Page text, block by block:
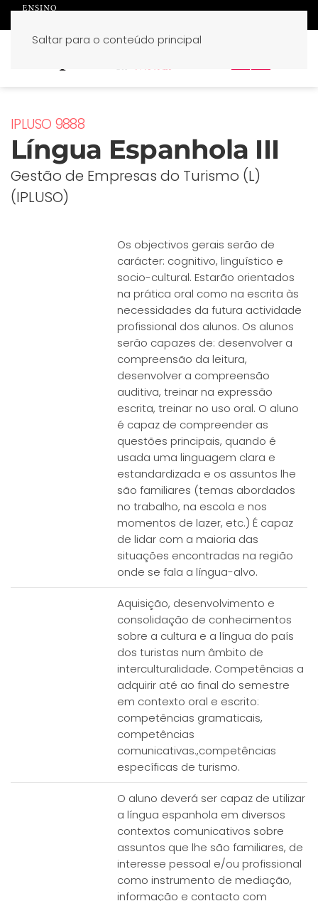
Saltar para o conteúdo principal
IPLUSO 9888
Língua Espanhola III
Gestão de Empresas do Turismo (L)
(IPLUSO)
Os objectivos gerais serão de
carácter: cognitivo, linguístico e
socio-cultural. Estarão orientados
na prática oral como na escrita às
necessidades da futura actividade
profissional dos alunos. Os alunos
serão capazes de: desenvolver a
compreensão da leitura,
desenvolver a compreensão
auditiva, treinar na expressão
escrita, treinar no uso oral. O aluno
é capaz de compreender as
questões principais, quando é
usada uma linguagem clara e
estandardizada e os assuntos lhe
são familiares (temas abordados
no trabalho, na escola e nos
momentos de lazer, etc.) É capaz
de lidar com a maioria das
situações encontradas na região
onde se fala a língua-alvo.
Aquisição, desenvolvimento e
consolidação de conhecimentos
sobre a cultura e a língua do país
dos turistas num âmbito de
interculturalidade. Competências a
adquirir até ao final do semestre
em contexto oral e escrito:
competências gramaticais,
competências
comunicativas.,competências
específicas de turismo.
O aluno deverá ser capaz de utilizar
a língua espanhola em diversos
contextos comunicativos sobre
assuntos que lhe são familiares, de
interesse pessoal e/ou profissional
como instrumento de mediação,
informação e contacto com